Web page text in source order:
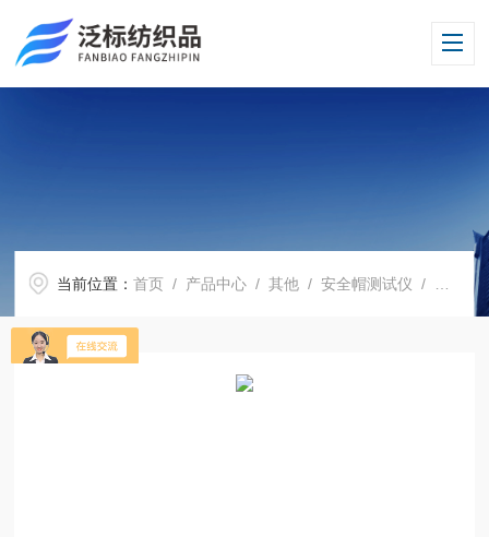
当前位置：首页 / 产品中心 /其他 /安全帽测试仪 / 安全帽电绝缘性能测试仪 塑制水槽 可配头模